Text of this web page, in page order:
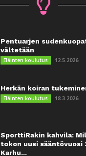
Pentuarjen
vältetään
Eläinten koulutus 12.5.2026
Herkän koiran
Eläinten koulutus 18.3.2026
SporttiRakin kahvila:
tokon uusi sääntövuosi
Karhu...